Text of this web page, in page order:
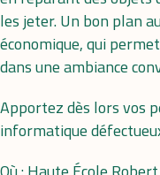
les jeter. Un bon plan
économique, qui
dans une ambiance
Apportez dès lors vos
informatique